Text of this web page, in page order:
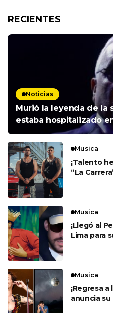
RECIENTES
Noticias
Murió la leyenda de la
estaba hospitalizado
Musica
¡Talento
“La
Musica
¡Llegó al
Lima para
Musica
¡Regresa
anuncia su